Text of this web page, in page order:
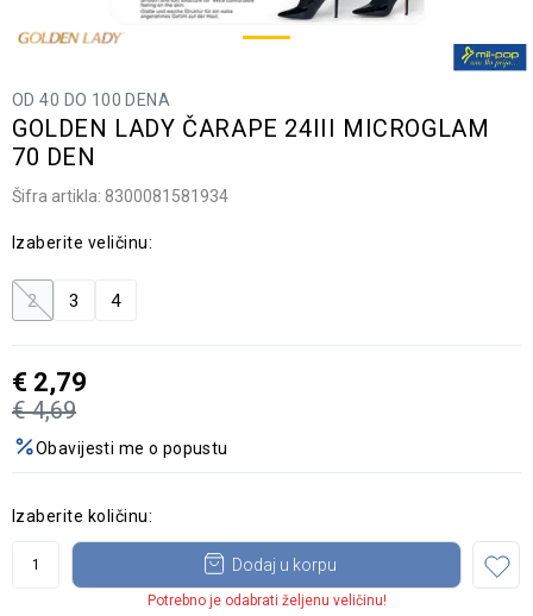
OD 40 DO 100 DENA
GOLDEN LADY ČARAPE 24III MICROGLAM
70 DEN
Šifra artikla: 8300081581934
Izaberite veličinu:
2 3 4
€ 4,69
€ 2,79
Obavijesti me o popustu
Izaberite količinu:
Dodaj u korpu
Potrebno je odabrati željenu veličinu!